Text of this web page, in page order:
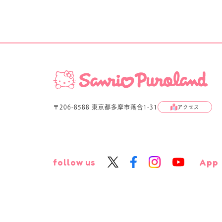
〒206-8588 東京都多摩市落合1-31 アクセス
follow us App